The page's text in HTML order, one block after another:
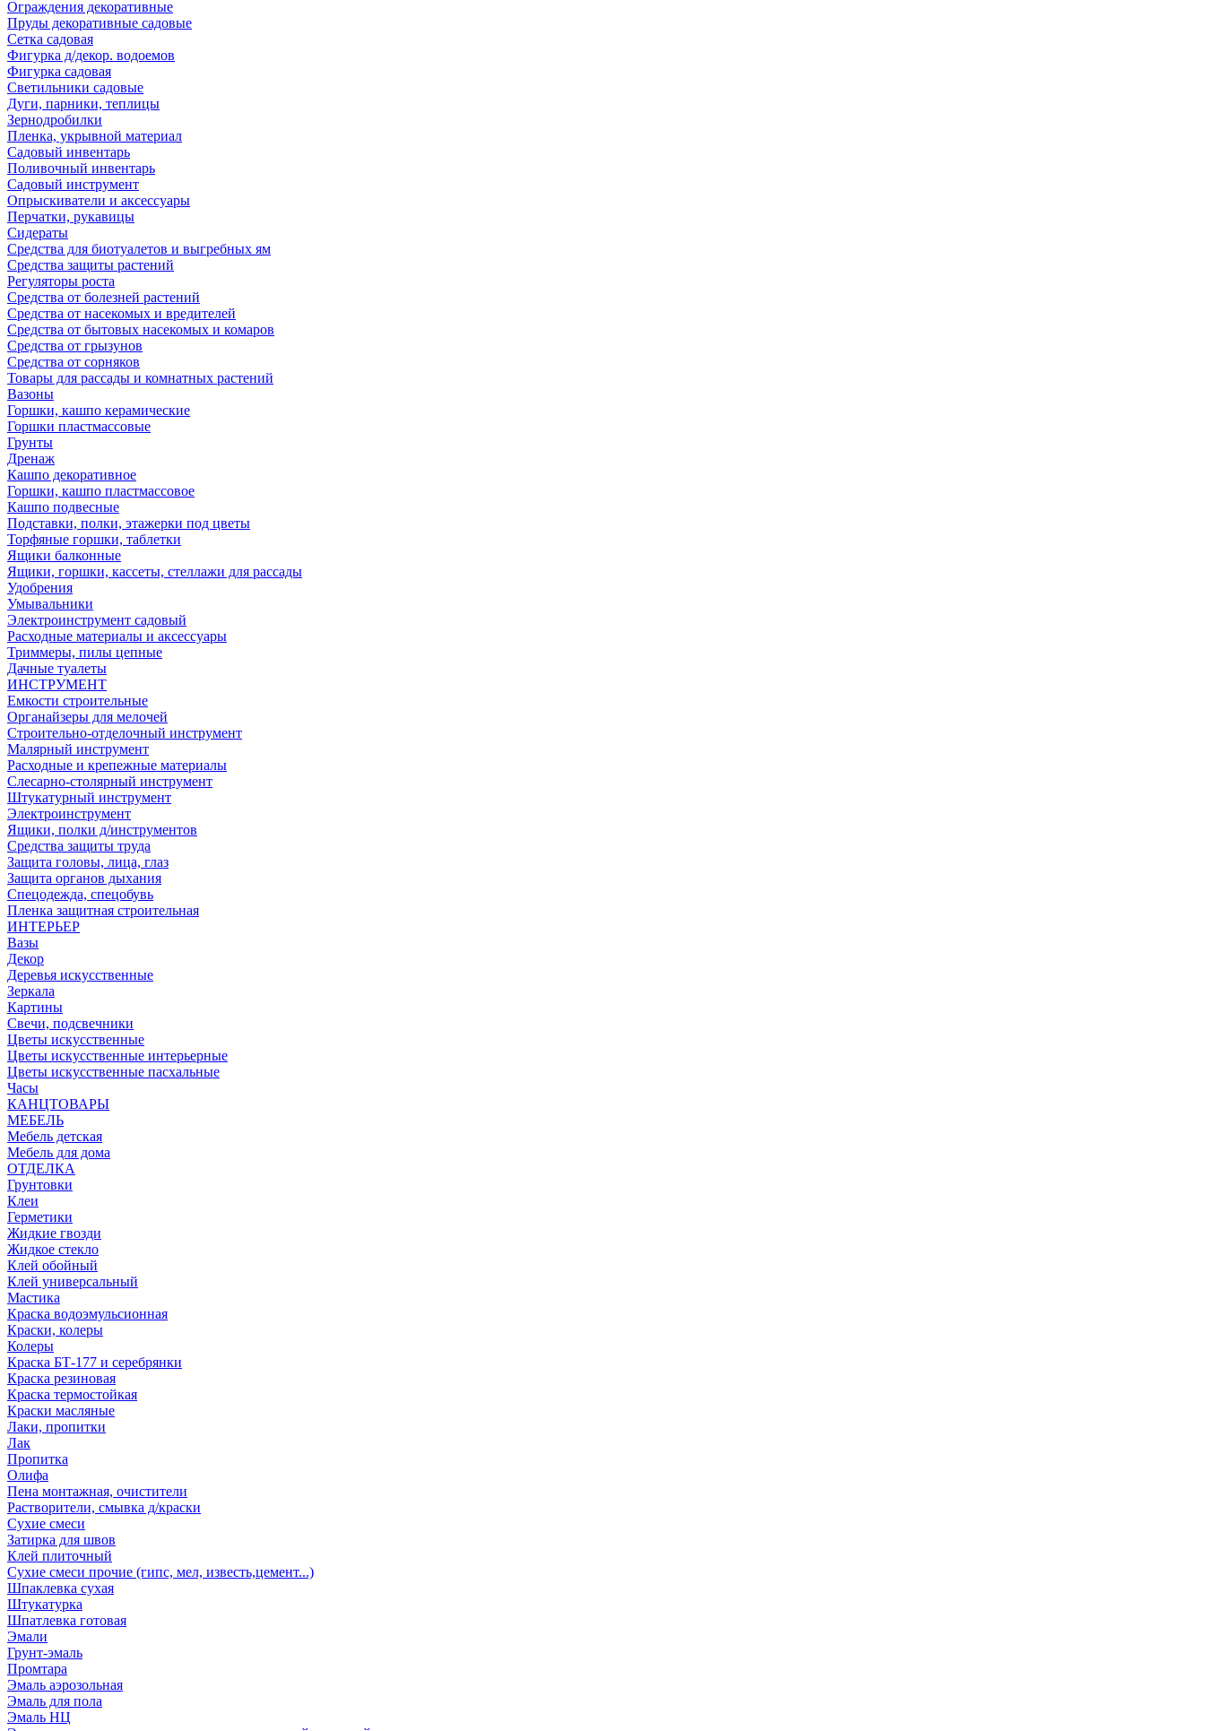
Ограждения декоративные
Пруды декоративные садовые
Сетка садовая
Фигурка д/декор. водоемов
Фигурка садовая
Светильники садовые
Дуги, парники, теплицы
Зернодробилки
Пленка, укрывной материал
Садовый инвентарь
Поливочный инвентарь
Садовый инструмент
Опрыскиватели и аксессуары
Перчатки, рукавицы
Сидераты
Средства для биотуалетов и выгребных ям
Средства защиты растений
Регуляторы роста
Средства от болезней растений
Средства от насекомых и вредителей
Средства от бытовых насекомых и комаров
Средства от грызунов
Средства от сорняков
Товары для рассады и комнатных растений
Вазоны
Горшки, кашпо керамические
Горшки пластмассовые
Грунты
Дренаж
Кашпо декоративное
Горшки, кашпо пластмассовое
Кашпо подвесные
Подставки, полки, этажерки под цветы
Торфяные горшки, таблетки
Ящики балконные
Ящики, горшки, кассеты, стеллажи для рассады
Удобрения
Умывальники
Электроинструмент садовый
Расходные материалы и аксессуары
Триммеры, пилы цепные
Дачные туалеты
ИНСТРУМЕНТ
Емкости строительные
Органайзеры для мелочей
Строительно-отделочный инструмент
Малярный инструмент
Расходные и крепежные материалы
Слесарно-столярный инструмент
Штукатурный инструмент
Электроинструмент
Ящики, полки д/инструментов
Средства защиты труда
Защита головы, лица, глаз
Защита органов дыхания
Спецодежда, спецобувь
Пленка защитная строительная
ИНТЕРЬЕР
Вазы
Декор
Деревья искусственные
Зеркала
Картины
Свечи, подсвечники
Цветы искусственные
Цветы искусственные интерьерные
Цветы искусственные пасхальные
Часы
КАНЦТОВАРЫ
МЕБЕЛЬ
Мебель детская
Мебель для дома
ОТДЕЛКА
Грунтовки
Клеи
Герметики
Жидкие гвозди
Жидкое стекло
Клей обойный
Клей универсальный
Мастика
Краска водоэмульсионная
Краски, колеры
Колеры
Краска БТ-177 и серебрянки
Краска резиновая
Краска термостойкая
Краски масляные
Лаки, пропитки
Лак
Пропитка
Олифа
Пена монтажная, очистители
Растворители, смывка д/краски
Сухие смеси
Затирка для швов
Клей плиточный
Сухие смеси прочие (гипс, мел, известь,цемент...)
Шпаклевка сухая
Штукатурка
Шпатлевка готовая
Эмали
Грунт-эмаль
Промтара
Эмаль аэрозольная
Эмаль для пола
Эмаль НЦ